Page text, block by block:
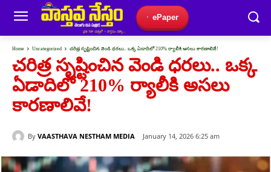
ePaper
Home Uncategorized చరిత్ర సృష్టించిన వెండి ధరలు.. ఒక్క ఏడాదిలో 210% ర్యాలీకి అసలు కారణాలివే!
చరిత్ర సృష్టించిన వెండి ధరలు.. ఒక్క
ఏడాదిలో 210% ర్యాలీకి అసలు
కారణాలివే!
By VAASTHAVA NESTHAM MEDIA January 14, 2026 6:25 am